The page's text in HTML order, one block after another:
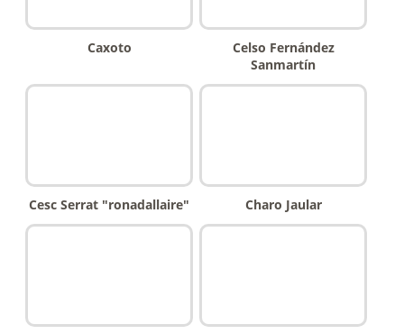
Caxoto
Celso Fernández
Sanmartín
Cesc Serrat "ronadallaire" Charo Jaular